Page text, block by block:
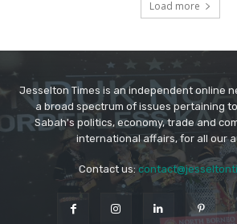
Jesselton Times is an independent online
a broad spectrum of issues pertaining
Sabah's politics, economy, trade and
international affairs, for all our
Contact us: